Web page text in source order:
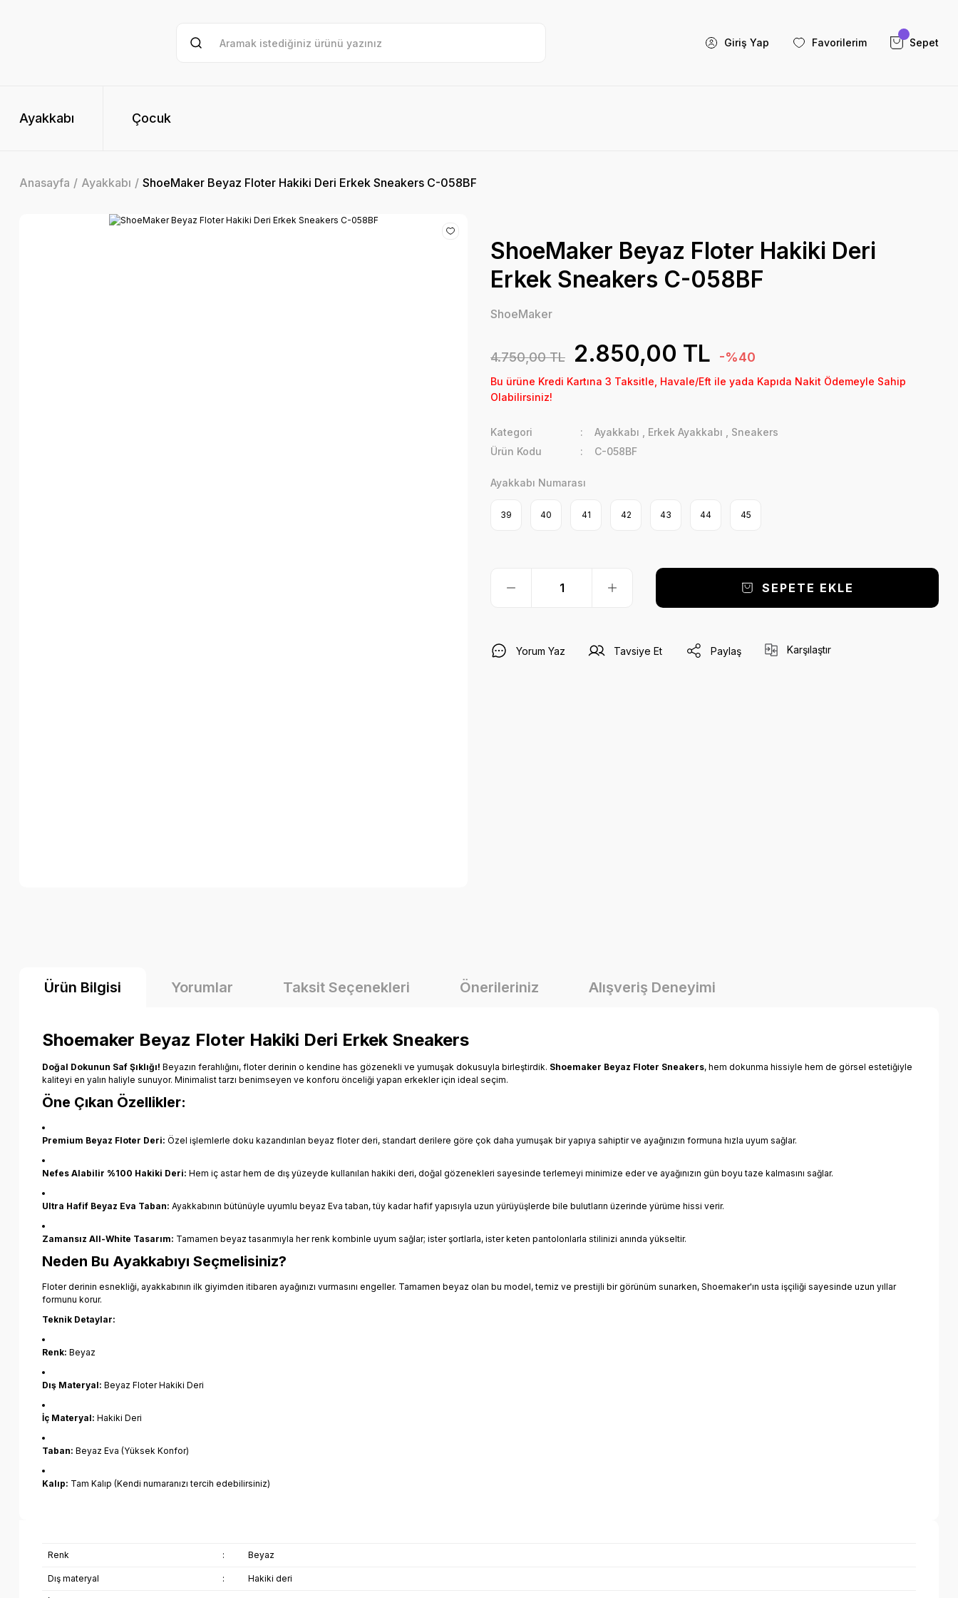
Giriş Yap Favorilerim Sepet
Ayakkabı Çocuk
Anasayfa Ayakkabı ShoeMaker Beyaz Floter Hakiki Deri Erkek Sneakers C-058BF
ShoeMaker Beyaz Floter Hakiki Deri
Erkek Sneakers C-058BF
ShoeMaker
4.750,00 TL 2.850,00 TL -%40
Bu ürüne Kredi Kartına 3 Taksitle, Havale/Eft ile yada Kapıda Nakit Ödemeyle Sahip
Olabilirsiniz!
Kategori Ayakkabı Erkek Ayakkabı
Sneakers
Ürün Kodu
C-058BF
Ayakkabı Numarası
39 40 41 42 43 44 45
SEPETE EKLE
Yorum Yaz Tavsiye Et Paylaş Karşılaştır
Ürün Bilgisi Yorumlar Taksit Seçenekleri Önerileriniz Alışveriş Deneyimi
Shoemaker Beyaz Floter Hakiki Deri Erkek Sneakers
Doğal Dokunun Saf Şıklığı! Beyazın ferahlığını, floter derinin o kendine has gözenekli ve yumuşak dokusuyla birleştirdik. Shoemaker Beyaz Floter Sneakers, hem dokunma hissiyle hem de görsel estetiğiyle
kaliteyi en yalın haliyle sunuyor. Minimalist tarzı benimseyen ve konforu önceliği yapan erkekler için ideal seçim.
Öne Çıkan Özellikler:
Premium Beyaz Floter Deri: Özel işlemlerle doku kazandırılan beyaz floter deri, standart derilere göre çok daha yumuşak bir yapıya sahiptir ve ayağınızın formuna hızla uyum sağlar.
Nefes Alabilir %100 Hakiki Deri: Hem iç astar hem de dış yüzeyde kullanılan hakiki deri, doğal gözenekleri sayesinde terlemeyi minimize eder ve ayağınızın gün boyu taze kalmasını sağlar.
Ultra Hafif Beyaz Eva Taban: Ayakkabının bütünüyle uyumlu beyaz Eva taban, tüy kadar hafif yapısıyla uzun yürüyüşlerde bile bulutların üzerinde yürüme hissi verir.
Zamansız All-White Tasarım: Tamamen beyaz tasarımıyla her renk kombinle uyum sağlar; ister şortlarla, ister keten pantolonlarla stilinizi anında yükseltir.
Neden Bu Ayakkabıyı Seçmelisiniz?
Floter derinin esnekliği, ayakkabının ilk giyimden itibaren ayağınızı vurmasını engeller. Tamamen beyaz olan bu model, temiz ve prestijli bir görünüm sunarken, Shoemaker'ın usta işçiliği sayesinde uzun yıllar
formunu korur.
Teknik Detaylar:
Renk: Beyaz
Dış Materyal: Beyaz Floter Hakiki Deri
İç Materyal: Hakiki Deri
Taban: Beyaz Eva (Yüksek Konfor)
Kalıp: Tam Kalıp (Kendi numaranızı tercih edebilirsiniz)
Renk : Beyaz
Dış materyal : Hakiki deri